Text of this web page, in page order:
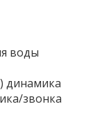
воды
динамика
звонка